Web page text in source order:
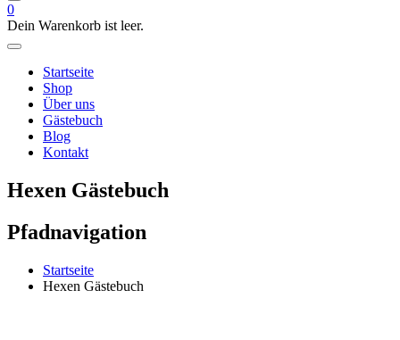
0
Dein Warenkorb ist leer.
Startseite
Shop
Über uns
Gästebuch
Blog
Kontakt
Hexen Gästebuch
Pfadnavigation
Startseite
Hexen Gästebuch